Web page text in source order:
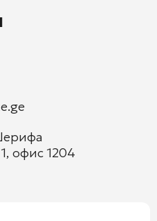
офис 1204